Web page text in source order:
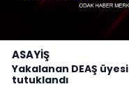
ASAYİŞ
Yakalanan DEAŞ üyesi
tutuklandı